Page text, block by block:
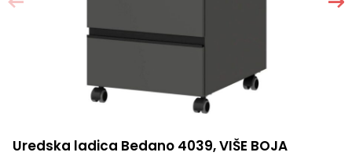
Uredska ladica Bedano 4039, VIŠE BOJA